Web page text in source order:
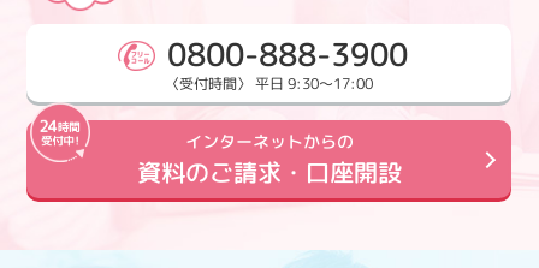
0800-888-3900
〈受付時間〉 平日 9:30～17:00
インターネットからの
資料のご請求・口座開設